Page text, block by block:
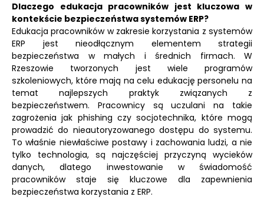
Dlaczego edukacja pracowników jest kluczowa w
kontekście bezpieczeństwa systemów ERP?
Edukacja pracowników w zakresie korzystania z systemów
ERP jest nieodłącznym elementem strategii
bezpieczeństwa w małych i średnich firmach. W
Rzeszowie tworzonych jest wiele programów
szkoleniowych, które mają na celu edukację personelu na
temat najlepszych praktyk związanych z
bezpieczeństwem. Pracownicy są uczulani na takie
zagrożenia jak phishing czy socjotechnika, które mogą
prowadzić do nieautoryzowanego dostępu do systemu.
To właśnie niewłaściwe postawy i zachowania ludzi, a nie
tylko technologia, są najczęściej przyczyną wycieków
danych, dlatego inwestowanie w świadomość
pracowników staje się kluczowe dla zapewnienia
bezpieczeństwa korzystania z ERP.